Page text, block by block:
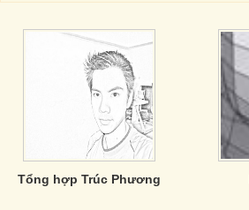
Tổng hợp Trúc Phương